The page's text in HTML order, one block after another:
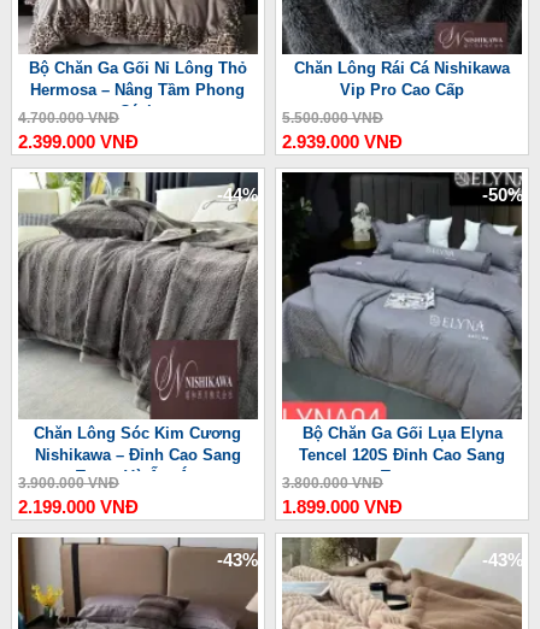
Bộ Chăn Ga Gối Nỉ Lông Thỏ
Hermosa – Nâng Tầm Phong
Cách
4.700.000 VNĐ
2.399.000 VNĐ
Chăn Lông Rái Cá Nishikawa
Vip Pro Cao Cấp
5.500.000 VNĐ
2.939.000 VNĐ
-44%
Chăn Lông Sóc Kim Cương
Nishikawa – Đỉnh Cao Sang
Trọng Và Ấm Áp
3.900.000 VNĐ
2.199.000 VNĐ
-50%
Bộ Chăn Ga Gối Lụa Elyna
Tencel 120S Đỉnh Cao Sang
Trọng
3.800.000 VNĐ
1.899.000 VNĐ
-43% -43%